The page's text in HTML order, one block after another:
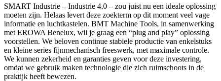
SMART Industrie – Industrie 4.0 – zou juist nu een ideale oplossing
moeten zijn. Helaas levert deze zoekterm op dit moment veel vage
informatie en luchtkastelen. BMT Machine Tools, in samenwerking
met EROWA Benelux, wil je graag een “plug and play” oplossing
voorstellen. We beloven continue stabiele productie van enkelstuks
en kleine series fijnmechanisch freeswerk, met maximale controle.
We kunnen zekerheid en garanties geven voor deze investering,
omdat we gebruik maken technologie die zich ruimschoots in de
praktijk heeft bewezen.